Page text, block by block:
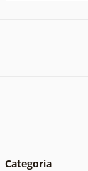
Categoria